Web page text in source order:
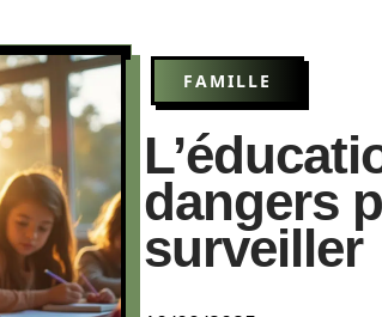
FAMILLE
dangers
surveiller